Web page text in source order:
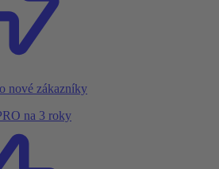
nové zákazníky
na 3 roky